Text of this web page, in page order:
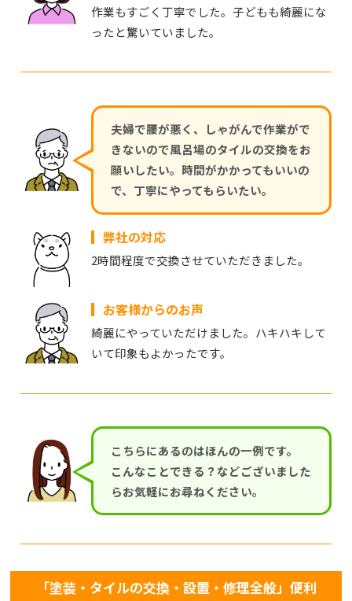
作業もすごく丁寧でした。子どもも綺麗にな
ったと驚いていました。
夫婦で腰が悪く、しゃがんで作業がで
きないので風呂場のタイルの交換をお
願いしたい。時間がかかってもいいの
で、丁寧にやってもらいたい。
弊社の対応
2時間程度で交換させていただきました。
お客様からのお声
綺麗にやっていただけました。ハキハキして
いて印象もよかったです。
こちらにあるのはほんの一例です。
こんなことできる？などございました
らお気軽にお尋ねください。
「塗装・タイルの交換・設置・修理全般」便利